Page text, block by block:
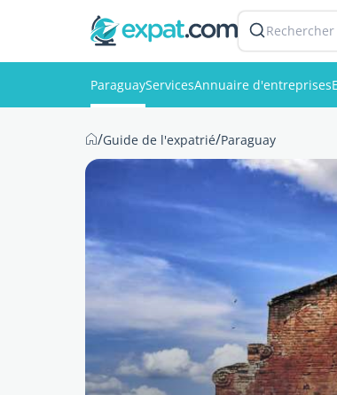
Rechercher
ParaguayServicesAnnuaire d'entreprises
/Guide de l'expatrié/Paraguay